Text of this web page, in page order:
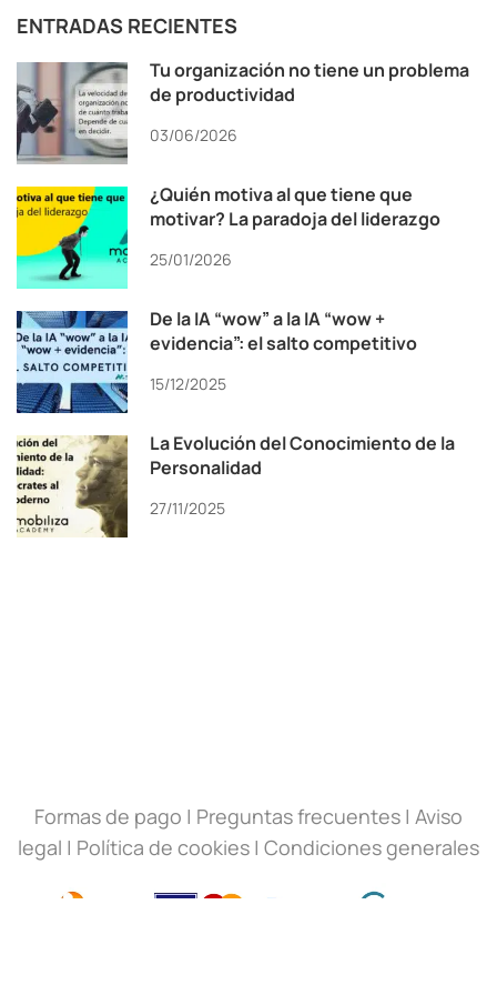
ENTRADAS RECIENTES
Tu organización no tiene un problema
de productividad
03/06/2026
¿Quién motiva al que tiene que
motivar? La paradoja del liderazgo
25/01/2026
De la IA “wow” a la IA “wow +
evidencia”: el salto competitivo
15/12/2025
La Evolución del Conocimiento de la
Personalidad
27/11/2025
Formas de pago | Preguntas frecuentes | Aviso
legal | Política de cookies | Condiciones generales